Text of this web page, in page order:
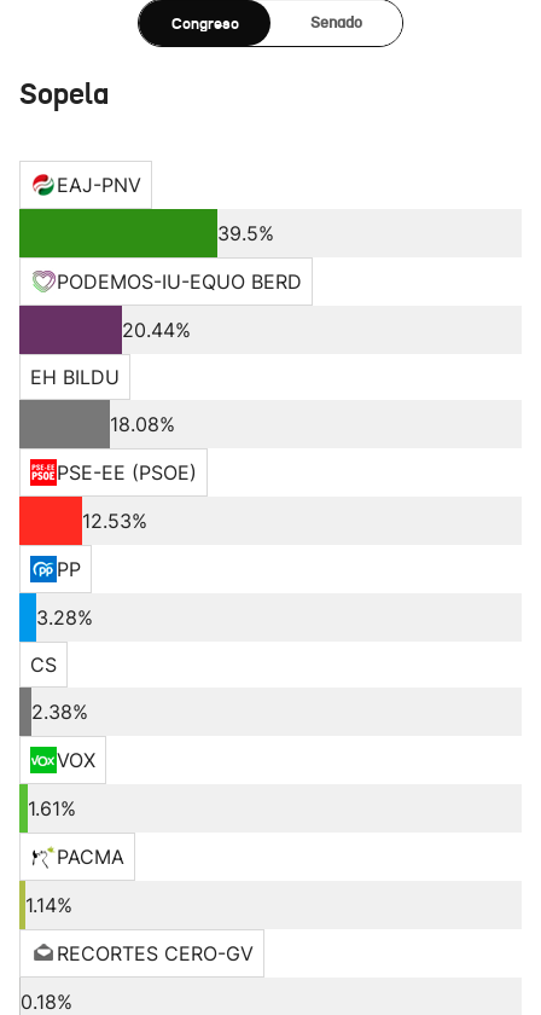
Congreso Senado
Sopela
EAJ-PNV
39.5%
PODEMOS-IU-EQUO BERD
20.44%
EH BILDU
18.08%
PSE-EE (PSOE)
12.53%
PP
3.28%
CS
2.38%
VOX
1.61%
PACMA
1.14%
RECORTES CERO-GV
0.18%